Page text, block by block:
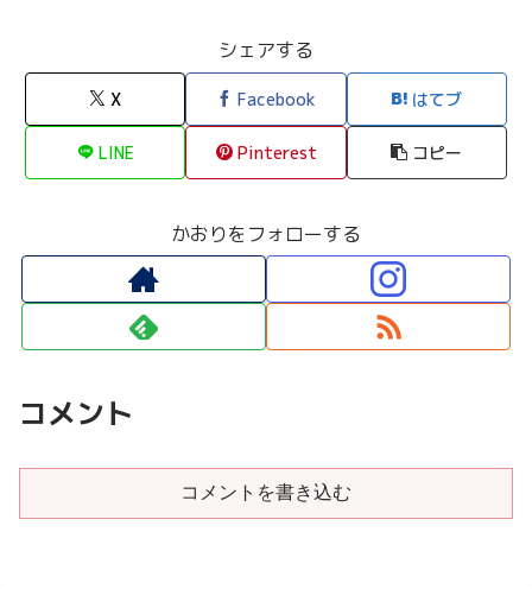
シェアする
X Facebook はてブ
LINE Pinterest コピー
かおりをフォローする
コメント
コメントを書き込む